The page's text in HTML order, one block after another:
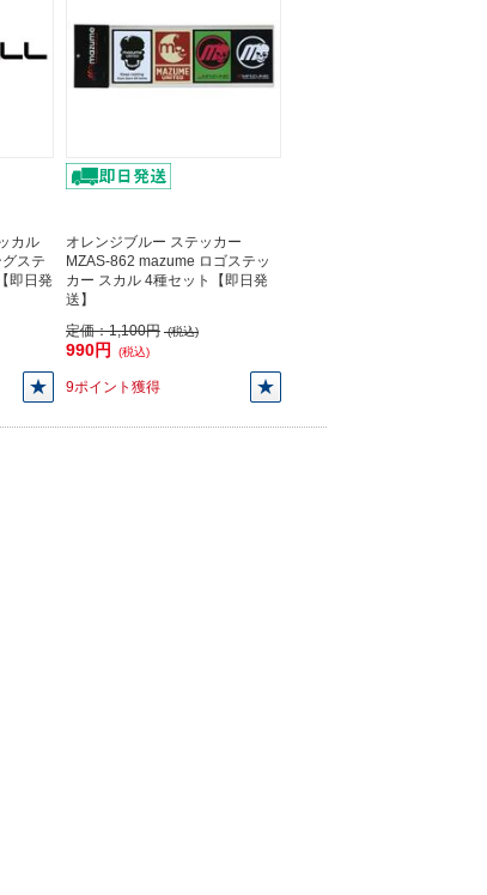
カル
ステ
即日発
オレンジブルー ステッカー
MZAS-862 mazume ロゴステッ
カー スカル 4種セット【即日発
送】
定価：1,100円 (税込)
990円 (税込)
9ポイント獲得